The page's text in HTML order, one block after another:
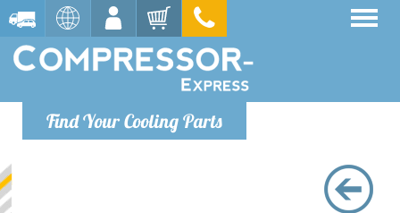
Find Your Cooling Parts